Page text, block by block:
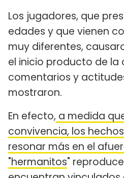
Los jugadores, que
edades y que vienen
muy diferentes,
el inicio producto de la
comentarios y
mostraron.
En efecto, a medida
convivencia, los
resonar más en el
"hermanitos"